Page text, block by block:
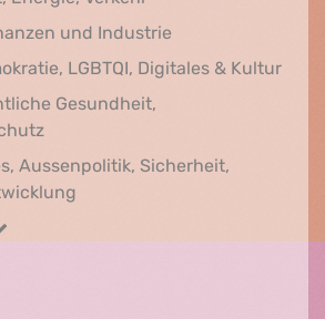
und Industrie
LGBTQI, Digitales & Kultur
Gesundheit,
Aussenpolitik, Sicherheit,
only